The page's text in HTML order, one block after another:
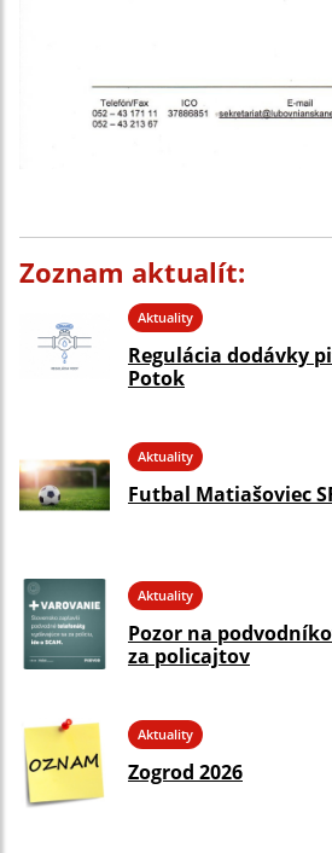
Zoznam aktualít:
Aktuality
Regulácia dodávky
Potok
Aktuality
Futbal Matiašoviec
Aktuality
Pozor na
za policajtov
Aktuality
Zogrod 2026